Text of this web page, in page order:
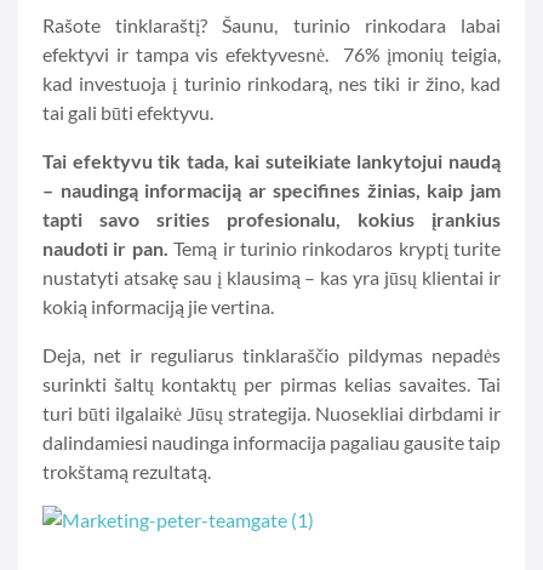
Rašote tinklaraštį? Šaunu, turinio rinkodara labai
efektyvi ir tampa vis efektyvesnė. 76% įmonių teigia,
kad investuoja į turinio rinkodarą, nes tiki ir žino, kad
tai gali būti efektyvu.
Tai efektyvu tik tada, kai suteikiate lankytojui naudą
– naudingą informaciją ar specifines žinias, kaip jam
tapti savo srities profesionalu, kokius įrankius
naudoti ir pan. Temą ir turinio rinkodaros kryptį turite
nustatyti atsakę sau į klausimą – kas yra jūsų klientai ir
kokią informaciją jie vertina.
Deja, net ir reguliarus tinklaraščio pildymas nepadės
surinkti šaltų kontaktų per pirmas kelias savaites. Tai
turi būti ilgalaikė Jūsų strategija. Nuosekliai dirbdami ir
dalindamiesi naudinga informacija pagaliau gausite taip
trokštamą rezultatą.